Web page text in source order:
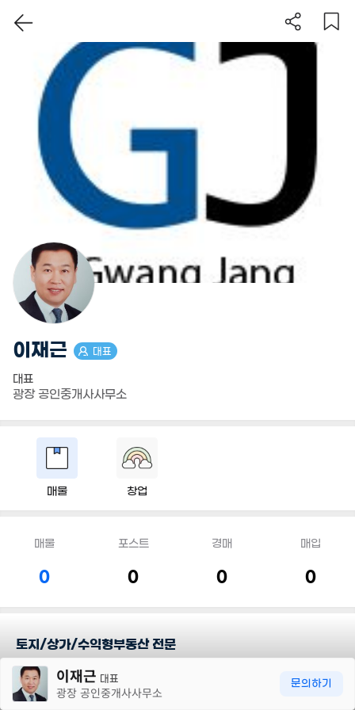
이재근 대표
대표
광장 공인중개사사무소
매물 창업
매물
0
포스트
0
경매
0
매입
0
토지/상가/수익형부동산 전문
담당지역이재근 대표
광장 공인중개사사무소
문의하기
이 지역 보기